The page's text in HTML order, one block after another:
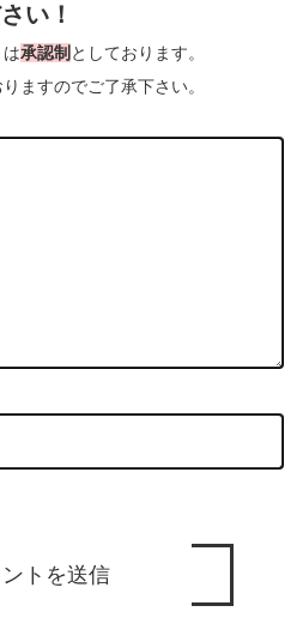
い！
承認制 としております。
ますのでご了承下さい。